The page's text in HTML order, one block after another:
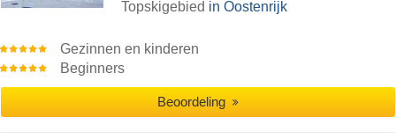
Topskigebied in Oostenrijk
Gezinnen en kinderen
Beginners
Beoordeling